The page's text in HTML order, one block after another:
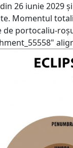
26 iunie 2029
Momentul
de portocaliu-